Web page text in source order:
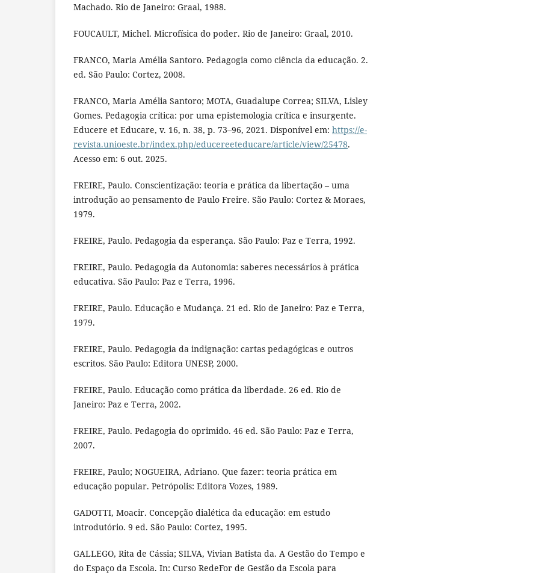
Machado. Rio de Janeiro: Graal, 1988.
FOUCAULT, Michel. Microfísica do poder. Rio de Janeiro: Graal, 2010.
FRANCO, Maria Amélia Santoro. Pedagogia como ciência da educação. 2.
ed. São Paulo: Cortez, 2008.
FRANCO, Maria Amélia Santoro; MOTA, Guadalupe Correa; SILVA, Lisley
Gomes. Pedagogia crítica: por uma epistemologia crítica e insurgente.
Educere et Educare, v. 16, n. 38, p. 73–96, 2021. Disponível em: https://e-
revista.unioeste.br/index.php/educereeteducare/article/view/25478.
Acesso em: 6 out. 2025.
FREIRE, Paulo. Conscientização: teoria e prática da libertação – uma
introdução ao pensamento de Paulo Freire. São Paulo: Cortez & Moraes,
1979.
FREIRE, Paulo. Pedagogia da esperança. São Paulo: Paz e Terra, 1992.
FREIRE, Paulo. Pedagogia da Autonomia: saberes necessários à prática
educativa. São Paulo: Paz e Terra, 1996.
FREIRE, Paulo. Educação e Mudança. 21 ed. Rio de Janeiro: Paz e Terra,
1979.
FREIRE, Paulo. Pedagogia da indignação: cartas pedagógicas e outros
escritos. São Paulo: Editora UNESP, 2000.
FREIRE, Paulo. Educação como prática da liberdade. 26 ed. Rio de
Janeiro: Paz e Terra, 2002.
FREIRE, Paulo. Pedagogia do oprimido. 46 ed. São Paulo: Paz e Terra,
2007.
FREIRE, Paulo; NOGUEIRA, Adriano. Que fazer: teoria prática em
educação popular. Petrópolis: Editora Vozes, 1989.
GADOTTI, Moacir. Concepção dialética da educação: em estudo
introdutório. 9 ed. São Paulo: Cortez, 1995.
GALLEGO, Rita de Cássia; SILVA, Vivian Batista da. A Gestão do Tempo e
do Espaço da Escola. In: Curso RedeFor de Gestão da Escola para